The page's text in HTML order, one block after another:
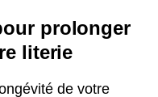
prolonger
literie
de votre